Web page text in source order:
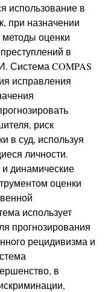
использование в
при назначении
методы оценки
в
Система COMPAS
исправления
риск
в суд, используя
личности.
и динамические
оценки
использует
прогнозирования
рецидивизма и
в